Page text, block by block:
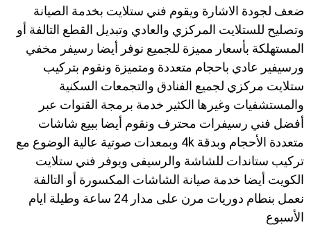
ضعف لجودة الاشارة ويقوم فني ستلايت بخدمة الصيانة
وتصليح للستلايت المركزي والعادي وتبديل القطع التالفة أو
المستهلكة بأسعار مميزة للجميع نوفر أيضا رسيفر مخفي
ورسيفير عادي باحجام متعددة ومتميزة ونقوم بتركيب
ستلايت مركزي لجميع الفنادق والتجمعات السكنية
والمستشفيات وغيرها الكثير خدمة برمجة القنوات عبر
أفضل فني رسيفرات محترف ونقوم أيضا ببيع شاشات
متعددة الأحجام وبدقة 4k وبمعدات صوتية عالية الوضوع مع
تركيب ستاندات للشاشة والرسيفى ويوفر فني ستلايت
الكويت أيضا خدمة صيانة الشاشات المكسورة أو التالفة
نعمل بنطام دوريات مرن على مدار 24 ساعة وطيلة ايام
الأسبوع